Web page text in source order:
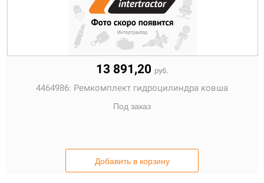
13 891,20 руб.
4464986: Ремкомплект гидроцилиндра ковша
Под заказ
Добавить в корзину